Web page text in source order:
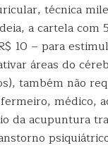
técnica
a cartela
10 – para
áreas do
também não
médico,
da acupuntura